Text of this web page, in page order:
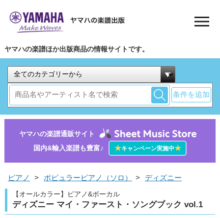
ヤマハの楽譜ほか出版商品の情報サイトです。
条件を追加
ヤマハの楽譜通販サイト
国内&輸入楽譜も豊富♪
★キャンペーン実施中★
ピアノ > ポピュラーピアノ（ソロ） > ディズニー
【オールカラー】ピアノ&ボーカル
ディズニー マイ・ファースト・ソングブック vol.1